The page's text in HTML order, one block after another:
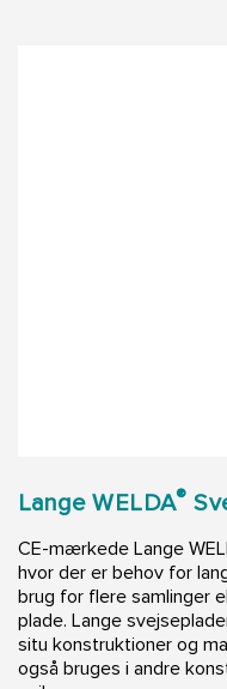
Lange WELDA®
CE-mærkede Lange
hvor der er behov for
brug for flere samlinger
plade. Lange
situ konstruktioner og
også bruges i andre